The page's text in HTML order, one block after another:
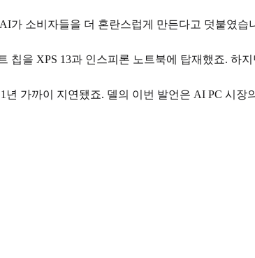
소비자들을 더 혼란스럽게 만든다고 덧붙였습
을 XPS 13과 인스피론 노트북에 탑재했죠. 하
가까이 지연됐죠. 델의 이번 발언은 AI PC 시장